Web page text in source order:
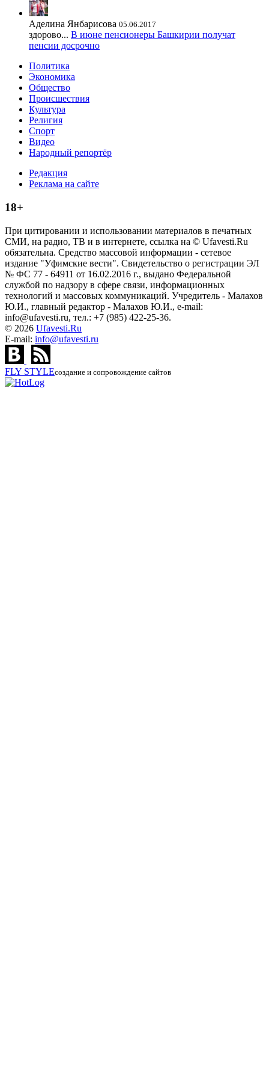
Аделина Янбарисова 05.06.2017
здорово... В июне пенсионеры Башкирии получат
пенсии досрочно
Политика
Экономика
Общество
Происшествия
Культура
Религия
Спорт
Видео
Народный репортёр
Редакция
Реклама на сайте
18+
При цитировании и использовании материалов в печатных
СМИ, на радио, ТВ и в интернете, ссылка на © Ufavesti.Ru
обязательна. Средство массовой информации - сетевое
издание "Уфимские вести". Свидетельство о регистрации ЭЛ
№ ФС 77 - 64911 от 16.02.2016 г., выдано Федеральной
службой по надзору в сфере связи, информационных
технологий и массовых коммуникаций. Учредитель - Малахов
Ю.И., главный редактор - Малахов Ю.И., e-mail:
info@ufavesti.ru, тел.: +7 (985) 422-25-36.
© 2026 Ufavesti.Ru
E-mail: info@ufavesti.ru
FLY STYLEсоздание и сопровождение сайтов